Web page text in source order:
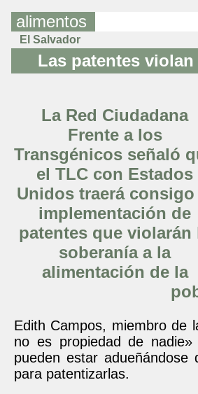
alimentos
El Salvador
Las patentes
La Red Ciudadana
Frente a los
Transgénicos señaló
el TLC con Estados
Unidos traerá consigo
implementación de
patentes que violarán
soberanía a la
alimentación de la
Edith Campos, miembro de
no es propiedad de
pueden estar
para patentizarlas.